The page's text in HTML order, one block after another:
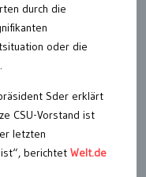
durch die
oder die
Sder erklärt
CSU-Vorstand ist
letzten
berichtet Welt.de